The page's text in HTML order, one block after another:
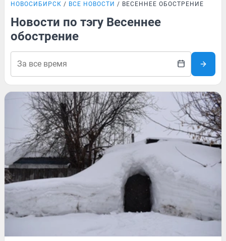
НОВОСИБИРСК ВСЕ НОВОСТИ ВЕСЕННЕЕ ОБОСТРЕНИЕ
Новости по тэгу Весеннее
обострение